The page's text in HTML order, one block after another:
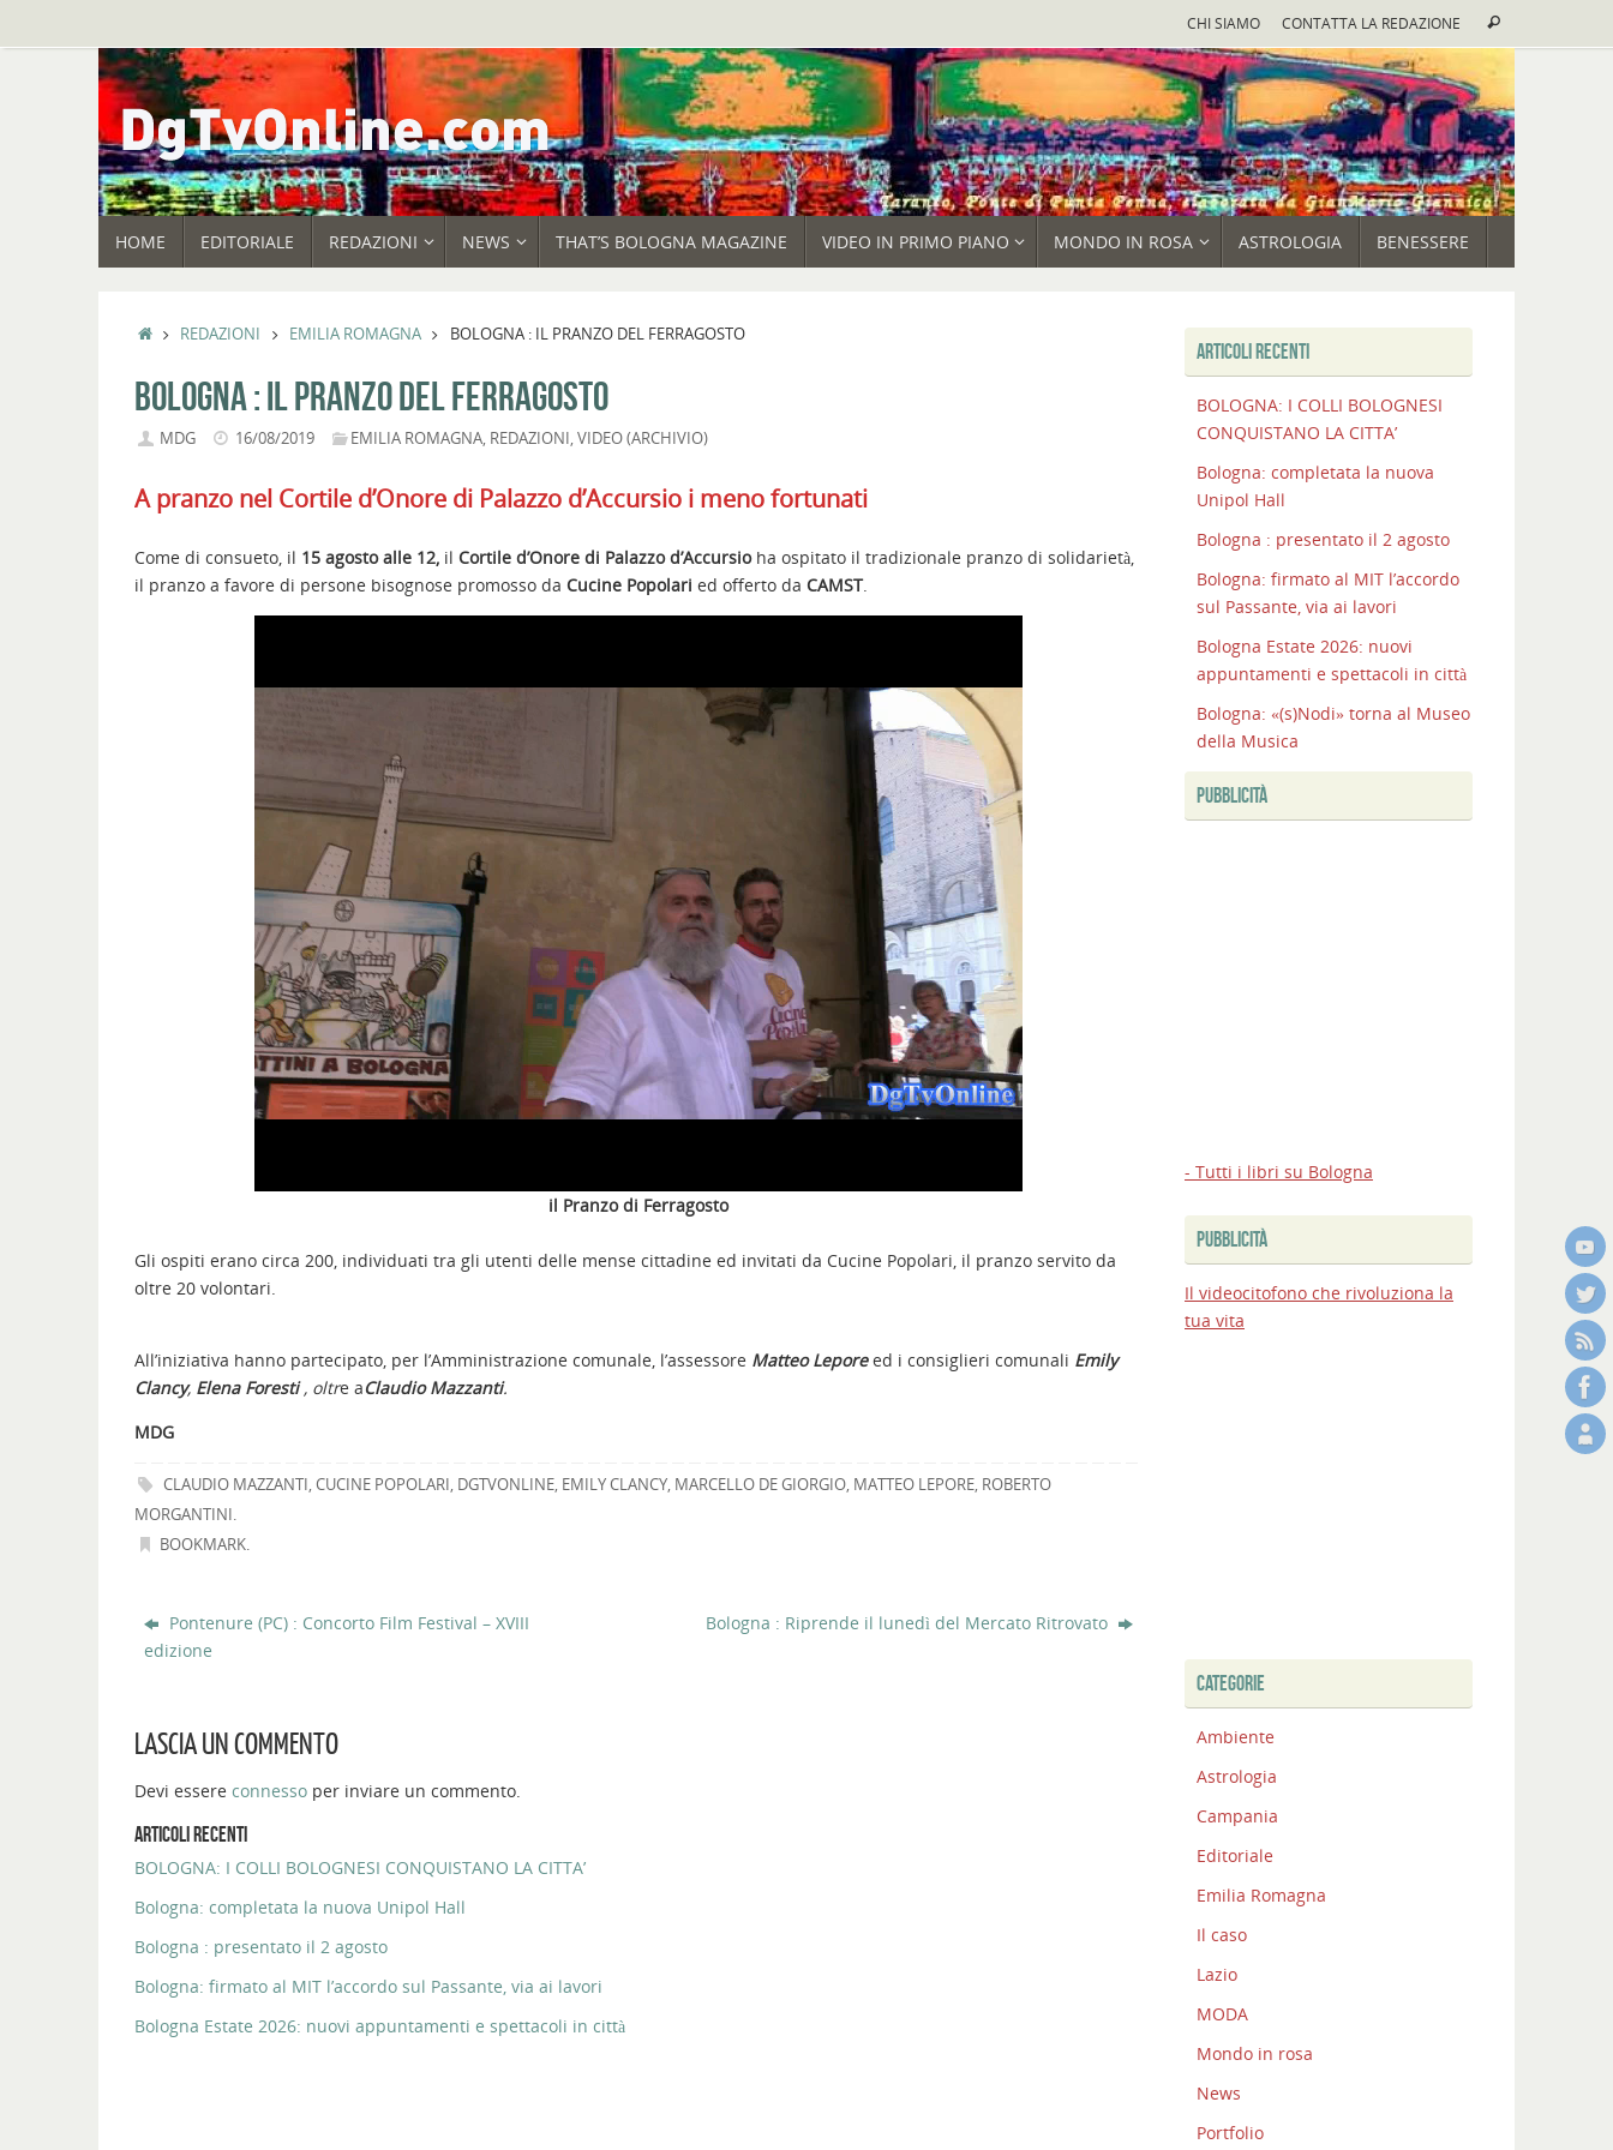
CHI SIAMO CONTATTA LA REDAZIONE Cerca
HOME EDITORIALE REDAZIONI NEWS THAT’S BOLOGNA MAGAZINE VIDEO IN PRIMO PIANO MONDO IN ROSA ASTROLOGIA BENESSERE
HOMEREDAZIONI EMILIA ROMAGNA BOLOGNA : IL PRANZO DEL FERRAGOSTO
BOLOGNA : IL PRANZO DEL FERRAGOSTO
MDG 16/08/2019 EMILIA ROMAGNA, REDAZIONI,VIDEO (ARCHIVIO)
A pranzo nel Cortile d’Onore di Palazzo d’Accursio i meno fortunati
Come di consueto, il 15 agosto alle 12, il Cortile d’Onore di Palazzo d’Accursio ha ospitato il tradizionale pranzo di solidarietà,
il pranzo a favore di persone bisognose promosso da Cucine Popolari ed offerto da CAMST.
il Pranzo di Ferragosto
Gli ospiti erano circa 200, individuati tra gli utenti delle mense cittadine ed invitati da Cucine Popolari, il pranzo servito da
oltre 20 volontari.
All’iniziativa hanno partecipato, per l’Amministrazione comunale, l’assessore Matteo Leporeed i consiglieri comunali Emily
Clancy, Elena Foresti, oltre aClaudio Mazzanti.
MDG
CLAUDIO MAZZANTI,CUCINE POPOLARI, DGTVONLINE, EMILY CLANCY, MARCELLO DE GIORGIO, MATTEO LEPORE, ROBERTO
MORGANTINI.
BOOKMARK.
Pontenure (PC) : Concorto Film Festival – XVIII
edizione
Bologna : Riprende il lunedì del Mercato Ritrovato
LASCIA UN COMMENTO
Devi essere connesso per inviare un commento.
ARTICOLI RECENTI
BOLOGNA: I COLLI BOLOGNESI CONQUISTANO LA CITTA’
Bologna: completata la nuova Unipol Hall
Bologna : presentato il 2 agosto
Bologna: firmato al MIT l’accordo sul Passante, via ai lavori
Bologna Estate 2026: nuovi appuntamenti e spettacoli in città
ARTICOLI RECENTI
BOLOGNA: I COLLI BOLOGNESI
CONQUISTANO LA CITTA’
Bologna: completata la nuova
Unipol Hall
Bologna : presentato il 2 agosto
Bologna: firmato al MIT l’accordo
sul Passante, via ai lavori
Bologna Estate 2026: nuovi
appuntamenti e spettacoli in città
Bologna: «(s)Nodi» torna al Museo
della Musica
PUBBLICITÀ
- Tutti i libri su Bologna
PUBBLICITÀ
Il videocitofono che rivoluziona la
tua vita
CATEGORIE
Ambiente
Astrologia
Campania
Editoriale
Emilia Romagna
Il caso
Lazio
MODA
Mondo in rosa
News
Portfolio